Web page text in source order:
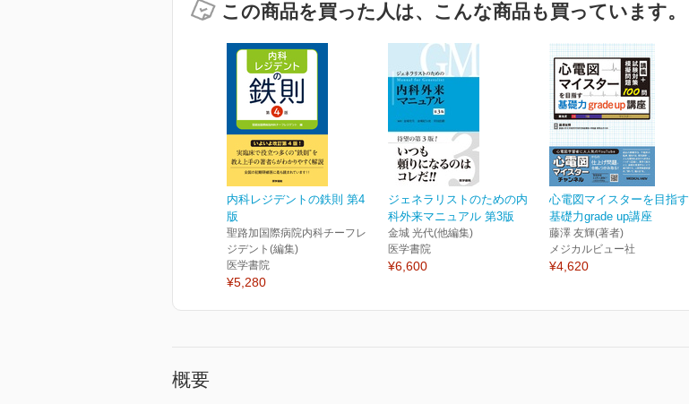
この商品を買った人は、こんな商品も買っています。
内科レジデントの鉄則 第4
版
聖路加国際病院内科チーフレ
ジデント(編集)
医学書院
¥5,280
ジェネラリストのための内
科外来マニュアル 第3版
金城 光代(他編集)
医学書院
¥6,600
心電図マイスターを目指す
基礎力grade up講座
藤澤 友輝(著者)
メジカルビュー社
¥4,620
概要